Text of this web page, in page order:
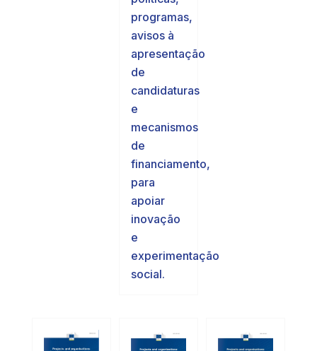
programas,
avisos à
apresentação
de
candidaturas
e
mecanismos
de
financiamento,
para
apoiar
inovação
e
experimentação
social.